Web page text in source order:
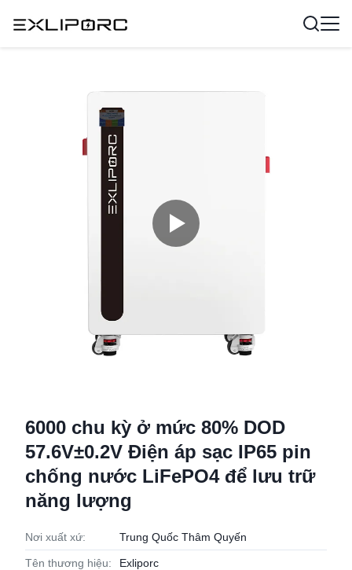
6000 chu kỳ ở mức 80% DOD
57.6V±0.2V Điện áp sạc IP65 pin
chống nước LiFePO4 để lưu trữ
năng lượng
Nơi xuất xứ: Trung Quốc Thâm Quyến
Tên thương hiệu: Exliporc